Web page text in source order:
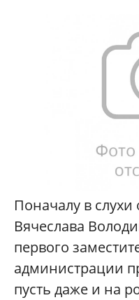
Поначалу в
Вячеслава
первого
администрации
пусть даже и на